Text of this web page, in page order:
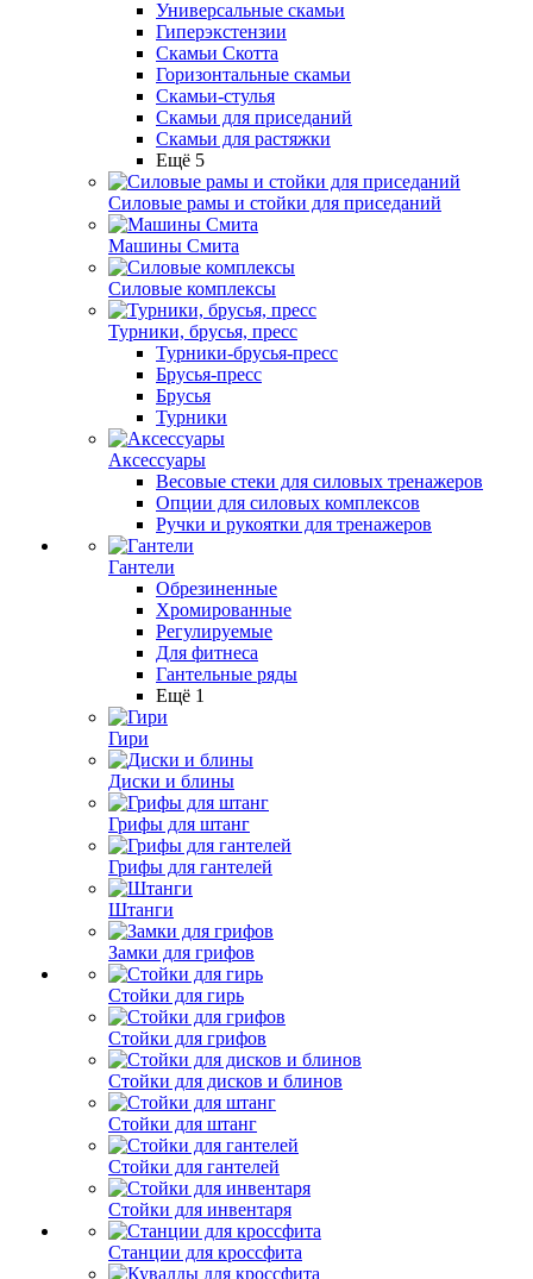
Универсальные скамьи
Гиперэкстензии
Скамьи Скотта
Горизонтальные скамьи
Скамьи-стулья
Скамьи для приседаний
Скамьи для растяжки
Ещё 5
Силовые рамы и стойки для приседаний
Машины Смита
Силовые комплексы
Турники, брусья, пресс
Турники-брусья-пресс
Брусья-пресс
Брусья
Турники
Аксессуары
Весовые стеки для силовых тренажеров
Опции для силовых комплексов
Ручки и рукоятки для тренажеров
Гантели
Обрезиненные
Хромированные
Регулируемые
Для фитнеса
Гантельные ряды
Ещё 1
Гири
Диски и блины
Грифы для штанг
Грифы для гантелей
Штанги
Замки для грифов
Стойки для гирь
Стойки для грифов
Стойки для дисков и блинов
Стойки для штанг
Стойки для гантелей
Стойки для инвентаря
Станции для кроссфита